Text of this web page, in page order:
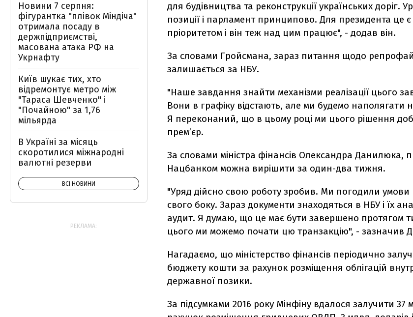
для будівництва та реконструкції українських доріг.
позиції і парламент принципово. Для президента це
пріоритетом і він теж над цим працює", - додав він.
За словами Гройсмана, зараз питання щодо
залишається за НБУ.
"Наше завдання знайти механізми реалізації цього
Вони в графіку відстають, але ми будемо наполягати
Я переконаний, що в цьому році ми цього рішення
прем’єр.
За словами міністра фінансів Олександра Данилюка,
Нацбанком можна вирішити за один-два тижня.
"Уряд дійсно свою роботу зробив. Ми погодили умови
свого боку. Зараз документи знаходяться в НБУ і їх
аудит. Я думаю, що це має бути завершено протягом
цього ми можемо почати цю транзакцію", -
Нагадаємо, що міністерство фінансів періодично
бюджету кошти за рахунок розміщення облігацій
державної позики.
За підсумками 2016 року Мінфіну вдалося залучити 37
Новини 7 серпня:
фігурантка "плівок Міндіча"
отримала посаду в
держпідприємстві,
масована атака РФ на
Укрнафту
Київ шукає тих, хто
відремонтує метро між
"Тараса Шевченко" і
"Почайною" за 1,76
мільярда
В Україні за місяць
скоротилися міжнародні
валютні резерви
ВСІ НОВИНИ
РЕКЛАМА: